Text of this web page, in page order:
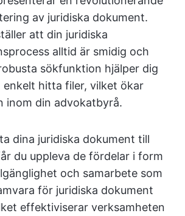
av juridiska dokument.
att din juridiska
alltid är smidig och
sökfunktion hjälper dig
hitta filer, vilket ökar
inom din advokatbyrå.
dina juridiska dokument till
du uppleva de fördelar i form
och samarbete som
för juridiska dokument
effektiviserar verksamheten